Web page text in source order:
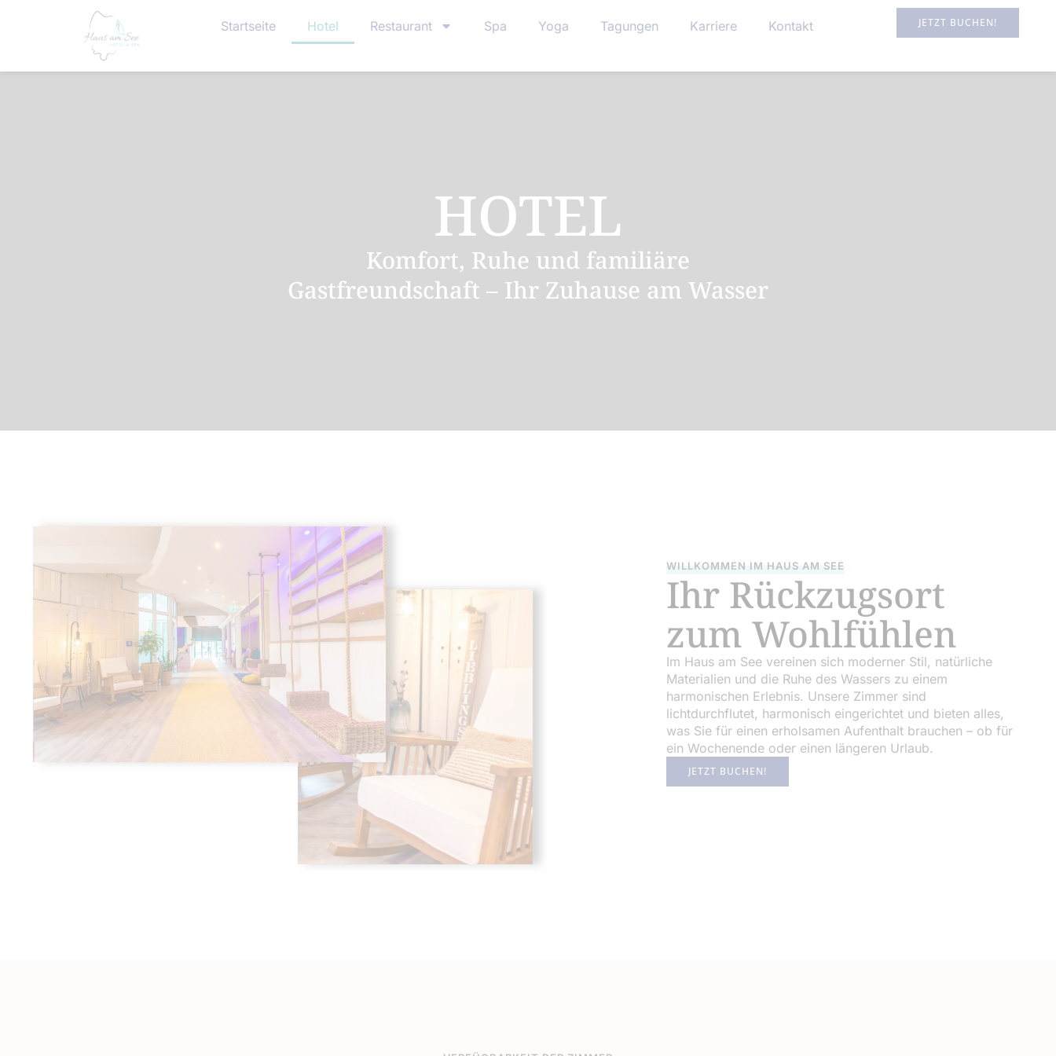
Startseite Hotel Restaurant Spa Yoga Tagungen Karriere Kontakt JETZT BUCHEN!
HOTEL
Komfort, Ruhe und familiäre
Gastfreundschaft – Ihr Zuhause am Wasser
WILLKOMMEN IM HAUS AM SEE
Ihr Rückzugsort
zum Wohlfühlen
Im Haus am See vereinen sich moderner Stil, natürliche
Materialien und die Ruhe des Wassers zu einem
harmonischen Erlebnis. Unsere Zimmer sind
lichtdurchflutet, harmonisch eingerichtet und bieten alles,
was Sie für einen erholsamen Aufenthalt brauchen – ob für
ein Wochenende oder einen längeren Urlaub.
JETZT BUCHEN!